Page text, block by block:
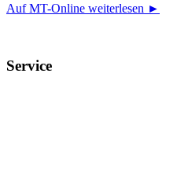
Auf MT-Online weiterlesen ►
Service